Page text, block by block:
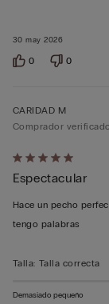
30 may 2026
0 0
Calificación
de
5
sobre
CARIDAD M
Comprador verificado
Espectacular
Hace un pecho
tengo palabras
Talla: Talla correcta
Demasiado pequeño